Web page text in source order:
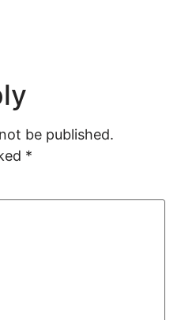
be published.
*